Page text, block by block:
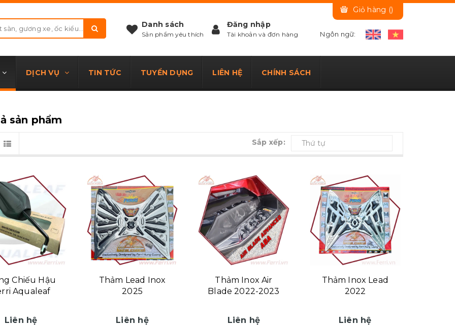
Giỏ hàng ()
Danh sách
Sản phẩm yêu thích
Đăng nhập
Tài khoản và đơn hàng Ngôn ngữ:
DỊCH VỤ TIN TỨC TUYỂN DỤNG LIÊN HỆ CHÍNH SÁCH
sản phẩm
Sắp xếp: Thứ tự
Chiếu Hậu
Aqualeaf
Liên hệ
Thảm Lead Inox
2025
Liên hệ
Thảm Inox Air
Blade 2022-2023
Liên hệ
Thảm Inox Lead
2022
Liên hệ